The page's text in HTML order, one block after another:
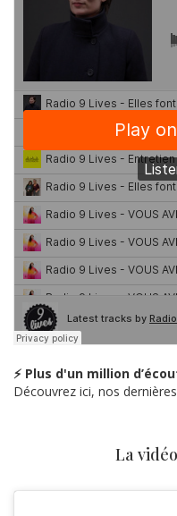
⚡ Plus d'un million
Découvrez ici, nos
La